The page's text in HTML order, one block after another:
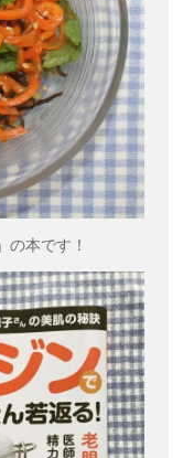
の本です！